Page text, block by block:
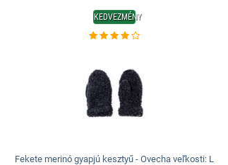
KEDVEZMÉNY
Fekete merinó gyapjú kesztyű - Ovecha veľkosti: L